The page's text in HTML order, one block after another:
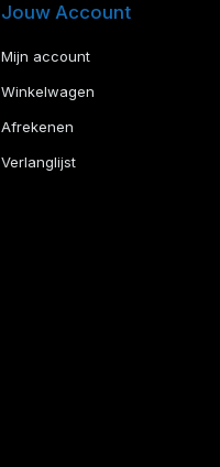
Jouw Account
Mijn account
Winkelwagen
Afrekenen
Verlanglijst